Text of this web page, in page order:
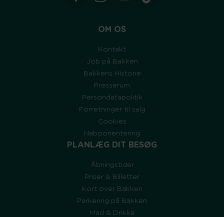
OM OS
Kontakt
Job på Bakken
Bakkens Historie
Presserum
Persondatapolitik
Forretninger til salg
Cookies
Naboorientering
PLANLÆG DIT BESØG
Åbningstider
Priser & Billetter
Kort over Bakken
Parkering på Bakken
Mad & Drikke